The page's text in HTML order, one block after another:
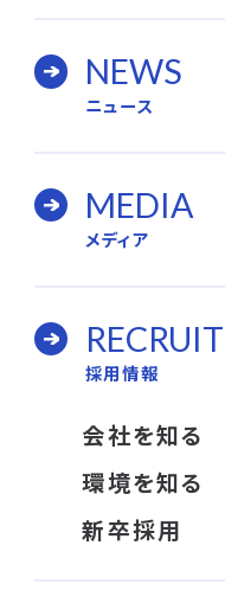
NEWS
ニュース
MEDIA
メディア
RECRUIT
採用情報
会社を知る
環境を知る
新卒採用